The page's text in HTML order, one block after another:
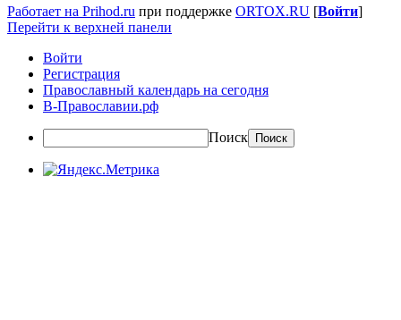
Работает на Prihod.ru при поддержке ORTOX.RU [Войти]
Перейти к верхней панели
Войти
Регистрация
Православный календарь на сегодня
В-Православии.рф
Поиск